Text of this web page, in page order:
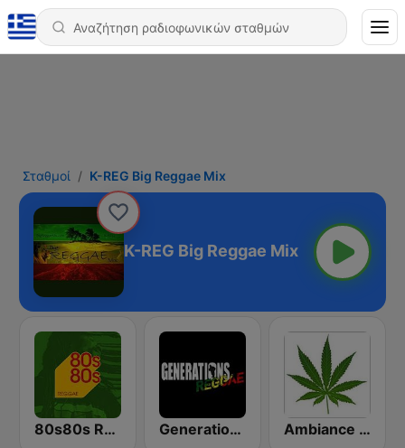
Σταθμοί K-REG Big Reggae Mix
K-REG Big Reggae Mix
80s80s Reggae Generations Reggae Ambiance Reggae